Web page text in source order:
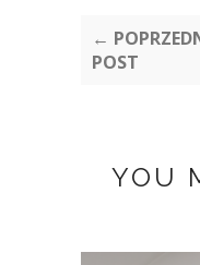
←
POST
YOU